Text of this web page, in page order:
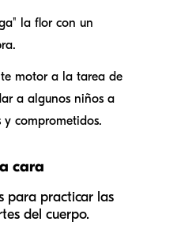
la flor con un
motor a la tarea de
a algunos niños a
y comprometidos.
cara
para practicar las
del cuerpo.